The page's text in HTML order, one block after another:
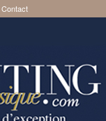
Contact